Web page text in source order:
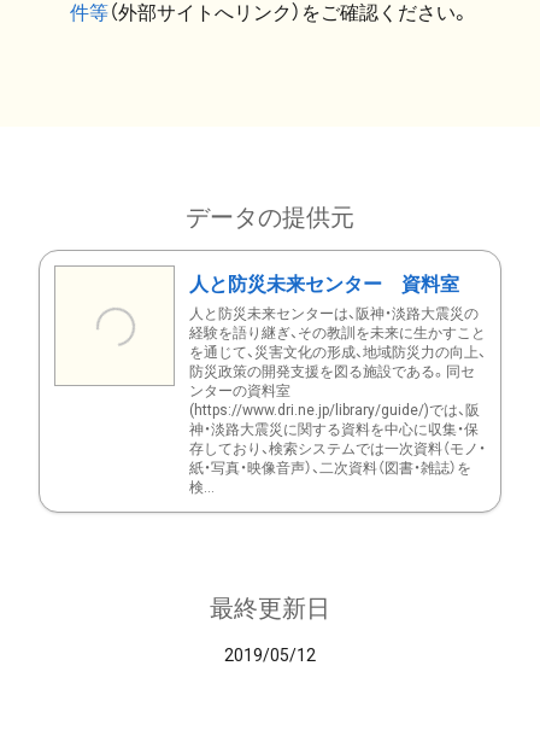
件等（外部サイトへリンク）をご確認ください。
データの提供元
人と防災未来センター 資料室
人と防災未来センターは、阪神・淡路大震災の
経験を語り継ぎ、その教訓を未来に生かすこと
を通じて、災害文化の形成、地域防災力の向上、
防災政策の開発支援を図る施設である。同セ
ンターの資料室
(https://www.dri.ne.jp/library/guide/)では、阪
神・淡路大震災に関する資料を中心に収集・保
存しており、検索システムでは一次資料（モノ・
紙・写真・映像音声）、二次資料（図書・雑誌）を
検...
最終更新日
2019/05/12